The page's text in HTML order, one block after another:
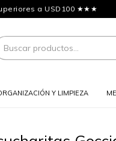
a USD100 ★★★
Y LIMPIEZA